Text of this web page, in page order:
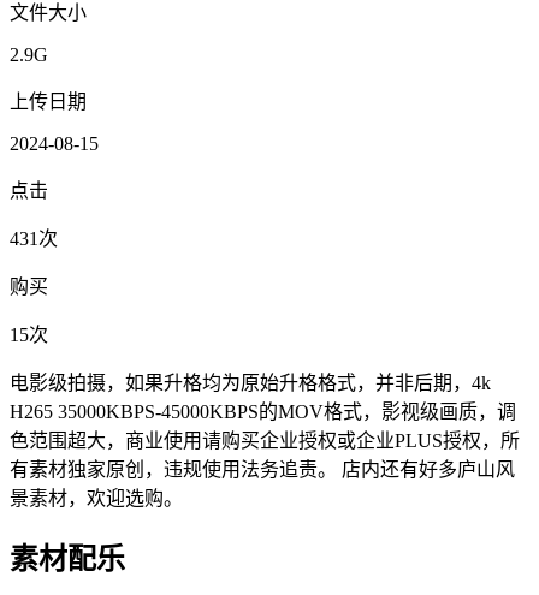
文件大小
2.9G
上传日期
2024-08-15
点击
431次
购买
15次
电影级拍摄，如果升格均为原始升格格式，并非后期，4k
H265 35000KBPS-45000KBPS的MOV格式，影视级画质，调
色范围超大，商业使用请购买企业授权或企业PLUS授权，所
有素材独家原创，违规使用法务追责。 店内还有好多庐山风
景素材，欢迎选购。
素材配乐